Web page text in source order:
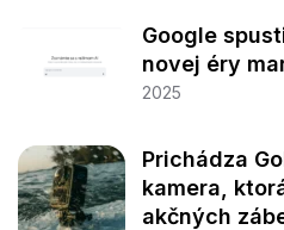
Google
novej éry
2025
Prichádza
kamera,
akčných